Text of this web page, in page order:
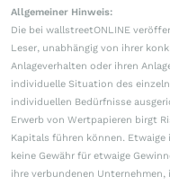
Allgemeiner Hinweis:
Die bei wallstreetONLINE
Leser, unabhängig von ihrer
Anlageverhalten oder ihren
individuelle Situation des
individuellen Bedürfnisse
Erwerb von Wertpapieren birgt
Kapitals führen können. Etwaige
keine Gewähr für etwaige
ihre verbundenen